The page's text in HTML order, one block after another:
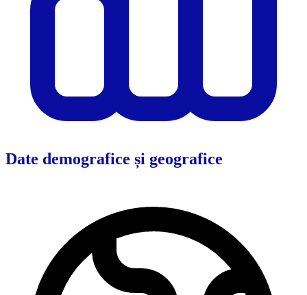
Date demografice și geografice